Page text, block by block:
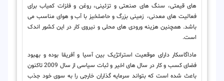
های قیمتی، سنگ های صنعتی و تزئینی، روغن و فلزات کمیاب برای
فعالیت های معدنی، زمینی بزرگ و حاصلخیز با آب و هوای مناسب می
باشد. همچنین هزینه ورودی های محلی و نیروی کار در این کشور اندک
است.
ماداگاسکار دارای موقعیت استراتژیک بین آسیا و آفریقا بوده و بهبود
فضای کسب و کار در سال های اخیر و ثبات سیاسی از سال 2009 تاکنون
باعث شده است که بتواند سرمایه گذاران خارجی را به سوی خود جذب